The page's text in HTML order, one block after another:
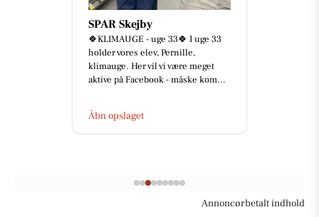
SPAR Skejby
🍀KLIMAUGE - uge 33🍀 I uge 33
holder vores elev, Pernille,
klimauge. Her vil vi være meget
aktive på Facebook - måske kom...
Åbn opslaget
Annoncørbetalt indhold